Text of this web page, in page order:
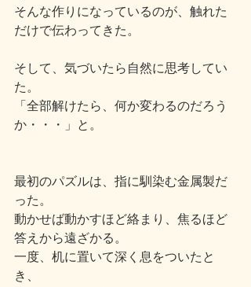
そんな作りになっているのが、触れた
だけで伝わってきた。
そして、気づいたら自然に思考してい
た。
「全部解けたら、何か変わるのだろう
か・・・」と。
最初のパズルは、指に馴染む金属製だ
った。
動かせば動かすほど絡まり、焦るほど
答えから遠ざかる。
一度、机に置いて深く息をついたと
き、